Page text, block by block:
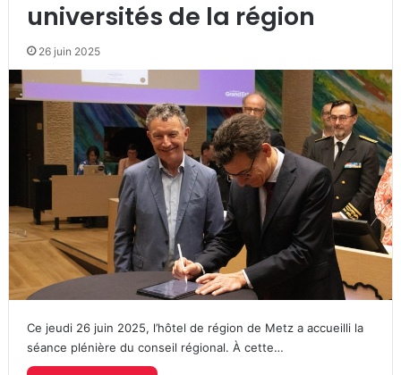
universités de la région
26 juin 2025
Ce jeudi 26 juin 2025, l’hôtel de région de Metz a accueilli la
séance plénière du conseil régional. À cette…